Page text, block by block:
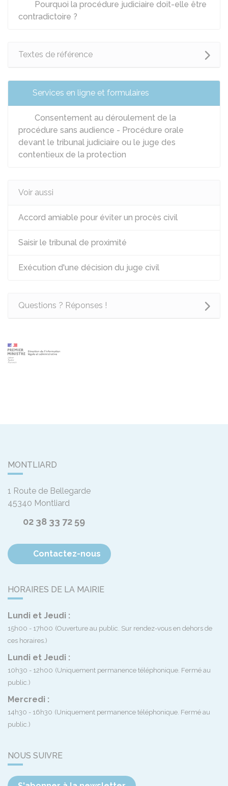
Pourquoi la procédure judiciaire doit-elle être
contradictoire ?
Textes de référence
Services en ligne et formulaires
Consentement au déroulement de la
procédure sans audience - Procédure orale
devant le tribunal judiciaire ou le juge des
contentieux de la protection
Voir aussi
Accord amiable pour éviter un procès civil
Saisir le tribunal de proximité
Exécution d'une décision du juge civil
Questions ? Réponses !
MONTLIARD
1 Route de Bellegarde
45340 Montliard
02 38 33 72 59
Contactez-nous
HORAIRES DE LA MAIRIE
Lundi et Jeudi :
15h00 - 17h00 (Ouverture au public. Sur rendez-vous en dehors de
ces horaires.)
Lundi et Jeudi :
10h30 - 12h00 (Uniquement permanence téléphonique. Fermé au
public.)
Mercredi :
14h30 - 16h30 (Uniquement permanence téléphonique. Fermé au
public.)
NOUS SUIVRE